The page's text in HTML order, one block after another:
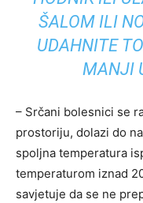
ŠALOM ILI
UDAHNITE
MANJI
– Srčani bolesnici se
prostoriju, dolazi do
spoljna temperatura
temperaturom iznad
savjetuje da se ne